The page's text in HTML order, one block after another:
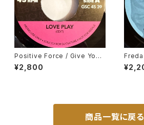
Positive Force / Give You
My Love, Madelaine / Who
Is She And What Is She To
¥2,800
Way
商品一覧に戻る